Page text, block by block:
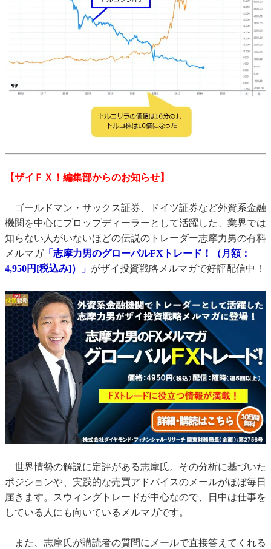
【ザイＦＸ！編集部からのお知らせ】
ゴールドマン・サックス証券、ドイツ証券など外資系金融
機関を中心にプロップディーラーとして活躍した、業界では
知らない人がいないほどの伝説のトレーダー志摩力男の有料
メルマガ「志摩力男のグローバルFXトレード！（月額：
4,950円[税込み]）」 がザイ投資戦略メルマガで好評配信中！
世界情勢の解説に定評がある志摩氏。その分析に基づいた
ポジションや、実践的な売買アドバイスのメールがほぼ毎日
届きます。スウィングトレードが中心なので、日中は仕事を
している人にも向いているメルマガです。
また、志摩氏が購読者の質問にメールで直接答えてくれる